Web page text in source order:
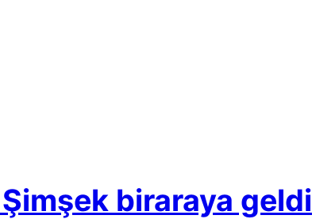
biraraya geldi